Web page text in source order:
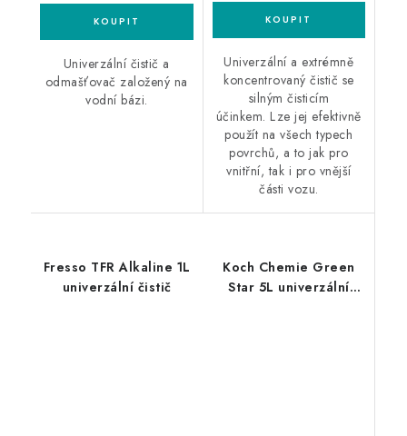
Univerzální čistič a
odmašťovač založený na
vodní bázi.
Univerzální a extrémně
koncentrovaný čistič se
silným čisticím
účinkem. Lze jej efektivně
použít na všech typech
povrchů, a to jak pro
vnitřní, tak i pro vnější
části vozu.
Fresso TFR Alkaline 1L
univerzální čistič
Koch Chemie Green
Star 5L univerzální